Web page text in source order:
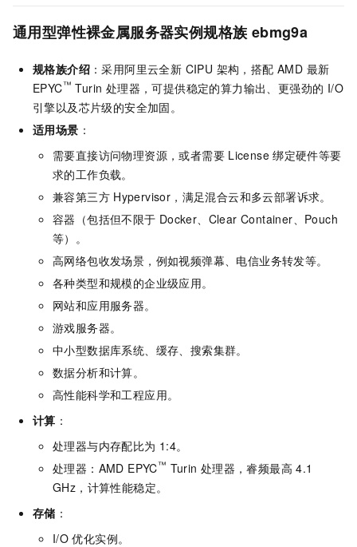
通用型弹性裸金属服务器实例规格族 ebmg9a
规格族介绍 ：采用阿里云全新 CIPU 架构，搭配 AMD 最新
EPYC™ Turin 处理器，可提供稳定的算力输出、更强劲的 I/O
引擎以及芯片级的安全加固。
适用场景 ：
需要直接访问物理资源，或者需要 License 绑定硬件等要
求的工作负载。
兼容第三方 Hypervisor，满足混合云和多云部署诉求。
容器（包括但不限于 Docker、Clear Container、Pouch
等）。
高网络包收发场景，例如视频弹幕、电信业务转发等。
各种类型和规模的企业级应用。
网站和应用服务器。
游戏服务器。
中小型数据库系统、缓存、搜索集群。
数据分析和计算。
高性能科学和工程应用。
计算 ：
处理器与内存配比为 1:4。
处理器：AMD EPYC™ Turin 处理器，睿频最高 4.1
GHz，计算性能稳定。
存储 ：
I/O 优化实例。